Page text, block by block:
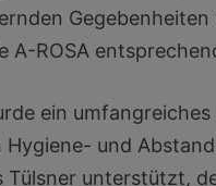
A-ROSA
ein
und
Tülsner unterstützt,